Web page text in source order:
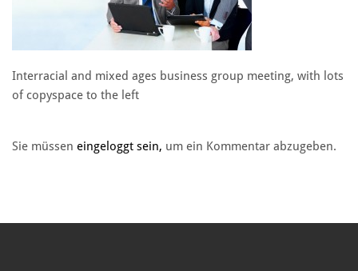
Interracial and mixed ages business group meeting, with lots
of copyspace to the left
Sie müssen eingeloggt sein, um ein Kommentar abzugeben.